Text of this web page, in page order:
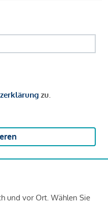
zu.
und vor Ort. Wählen Sie